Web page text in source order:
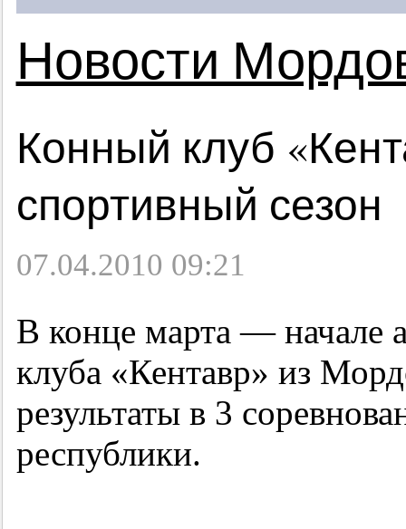
Новости
Конный клуб
спортивный сезон
07.04.2010 09:21
В конце марта — начале
клуба «Кентавр» из
результаты в 3
республики.